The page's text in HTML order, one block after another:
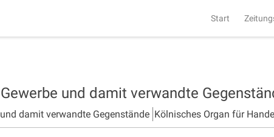
Start
und damit verwandte
damit verwandte Gegenstände Kölnisches Organ für